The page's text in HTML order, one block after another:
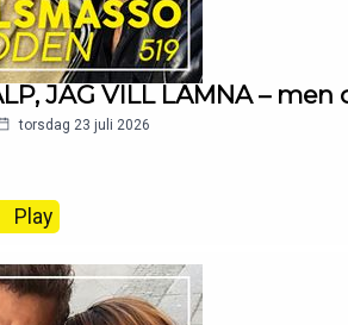
JAG VILL LÄMNA –
torsdag 23 juli 2026
Play